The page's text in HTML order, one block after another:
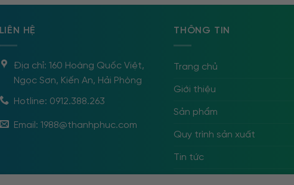
LIÊN HỆ
Địa chỉ: 160 Hoàng Quốc Việt,
Ngọc Sơn, Kiến An, Hải Phòng
Hotline: 0912.388.263
Email: 1988@thanhphuc.com
THÔNG TIN
Trang chủ
Giới thiệu
Sản phẩm
Quy trình sản xuất
Tin tức